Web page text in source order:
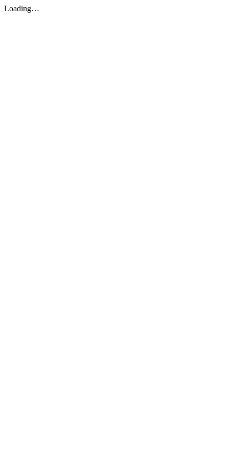
Loading…